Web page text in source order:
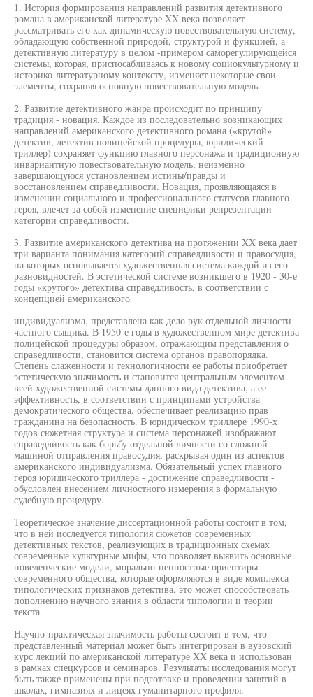
1. История формирования направлений развития детективного
романа в американской литературе XX века позволяет
рассматривать его как динамическую повествовательную систему,
обладающую собственной природой, структурой и функцией, а
детективную литературу в целом -примером саморегулирующейся
системы, которая, приспосабливаясь к новому социокультурному и
историко-литературному контексту, изменяет некоторые свои
элементы, сохраняя основную повествовательную модель.
2. Развитие детективного жанра происходит по принципу
традиция - новация. Каждое из последовательно возникающих
направлений американского детективного романа («крутой»
детектив, детектив полицейской процедуры, юридический
триллер) сохраняет функцию главного персонажа и традиционную
инвариантную повествовательную модель, неизменно
завершающуюся установлением истины/правды и
восстановлением справедливости. Новация, проявляющаяся в
изменении социального и профессионального статусов главного
героя, влечет за собой изменение специфики репрезентации
категории справедливости.
3. Развитие американского детектива на протяжении XX века дает
три варианта понимания категорий справедливости и правосудия,
на которых основывается художественная система каждой из его
разновидностей. В эстетической системе возникшего в 1920 - 30-е
годы «крутого» детектива справедливость, в соответствии с
концепцией американского
индивидуализма, представлена как дело рук отдельной личности -
частного сыщика. В 1950-е годы в художественном мире детектива
полицейской процедуры образом, отражающим представления о
справедливости, становится система органов правопорядка.
Степень слаженности и технологичности ее работы приобретает
эстетическую значимость и становится центральным элементом
всей художественной системы данного вида детектива, а ее
эффективность, в соответствии с принципами устройства
демократического общества, обеспечивает реализацию прав
гражданина на безопасность. В юридическом триллере 1990-х
годов сюжетная структура и система персонажей изображают
справедливость как борьбу отдельной личности со сложной
машиной отправления правосудия, раскрывая один из аспектов
американского индивидуализма. Обязательный успех главного
героя юридического триллера - достижение справедливости -
обусловлен внесением личностного измерения в формальную
судебную процедуру.
Теоретическое значение диссертационной работы состоит в том,
что в ней исследуется типология сюжетов современных
детективных текстов, реализующих в традиционных схемах
современные культурные мифы, что позволяет выявить основные
поведенческие модели, морально-ценностные ориентиры
современного общества, которые оформляются в виде комплекса
типологических признаков детектива, это может способствовать
пополнению научного знания в области типологии и теории
текста.
Научно-практическая значимость работы состоит в том, что
представленный материал может быть интегрирован в вузовский
курс лекций по американской литературе XX века и использован
в рамках спецкурсов и семинаров. Результаты исследования могут
быть также применены при подготовке и проведении занятий в
школах, гимназиях и лицеях гуманитарного профиля.